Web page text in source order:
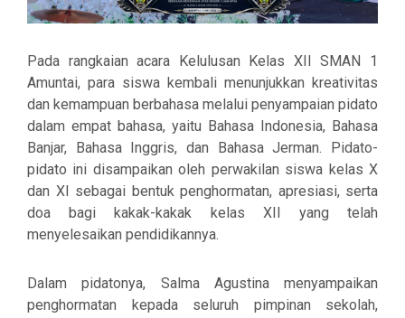
Pada rangkaian acara Kelulusan Kelas XII SMAN 1
Amuntai, para siswa kembali menunjukkan kreativitas
dan kemampuan berbahasa melalui penyampaian pidato
dalam empat bahasa, yaitu Bahasa Indonesia, Bahasa
Banjar, Bahasa Inggris, dan Bahasa Jerman. Pidato-
pidato ini disampaikan oleh perwakilan siswa kelas X
dan XI sebagai bentuk penghormatan, apresiasi, serta
doa bagi kakak-kakak kelas XII yang telah
menyelesaikan pendidikannya.
Dalam pidatonya, Salma Agustina menyampaikan
penghormatan kepada seluruh pimpinan sekolah,